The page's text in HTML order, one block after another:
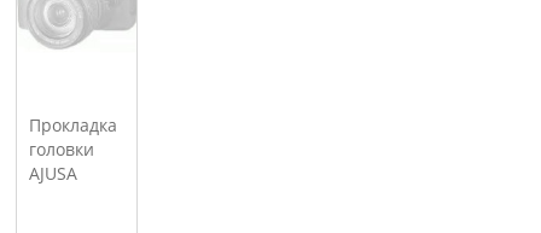
Прокладка
головки
AJUSA